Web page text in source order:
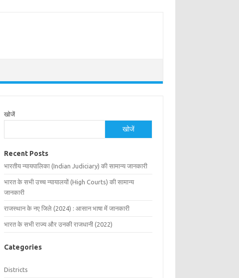
खोजें
खोजें
Recent Posts
भारतीय न्यायपालिका (Indian Judiciary) की सामान्य जानकारी
भारत के सभी उच्च न्यायालयों (High Courts) की सामान्य
जानकारी
राजस्थान के नए जिले (2024) : आसान भाषा में जानकारी
भारत के सभी राज्य और उनकी राजधानी (2022)
Categories
Districts